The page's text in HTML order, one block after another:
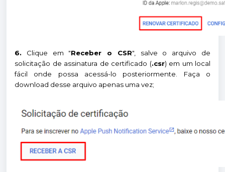
6. Clique em "Receber o CSR", salve o arquivo de
solicitação de assinatura de certificado (.csr) em um local
fácil onde possa acessá-lo posteriormente. Faça o
download desse arquivo apenas uma vez;